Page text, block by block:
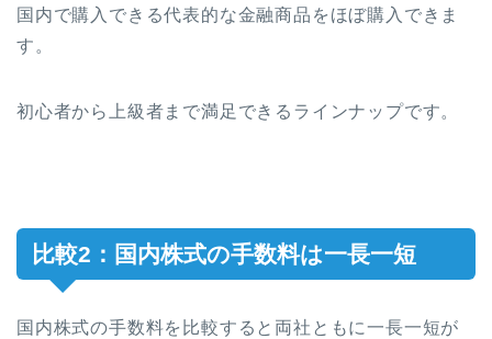
国内で購入できる代表的な金融商品をほぼ購入できま
す。
初心者から上級者まで満足できるラインナップです。
比較2：国内株式の手数料は一長一短
国内株式の手数料を比較すると両社ともに一長一短が